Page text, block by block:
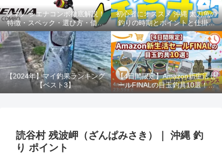
シマノ シエナコンボ徹底解説！
特徴・スペック・選び方・価格
を完全網羅
初心者にオススメ 沖縄 太刀魚の
釣りの時期とポイントと仕掛け
ルアー釣り
【2024年】マイ釣果ランキング
【ベスト3】
【4日間限定】Amazon新生活セ
ールFINALの目玉釣具10選！消
耗品のまとめ買いは今がラスト
読谷村 残波岬（ざんぱみさき）｜ 沖縄 釣
り ポイント